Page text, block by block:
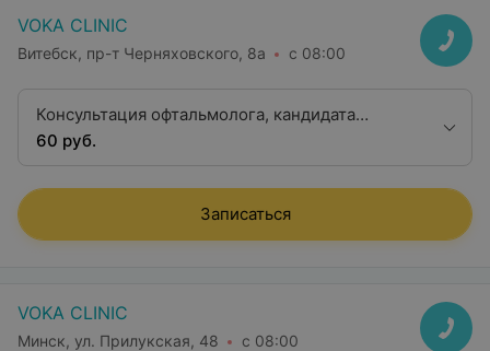
VOKA CLINIC
Витебск, пр-т Черняховского, 8а с 08:00
Консультация офтальмолога, кандидата
медицинских наук
60 руб.
Записаться
VOKA CLINIC
Минск, ул. Прилукская, 48 с 08:00